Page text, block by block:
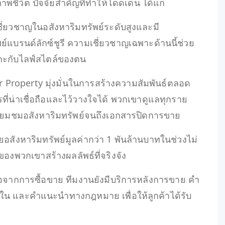
พชีวิต ปัจจัยสำคัญที่ทำให้โดดเด่น ได้แก่
วชาญในอสังหาริมทรัพย์ระดับสูงและมี
แบรนด์ลักซ์ชูรี ความเชี่ยวชาญเฉพาะด้านนี้ช่วย
กับไลฟ์สไตล์ของตน
Property มุ่งมั่นในการสร้างความสัมพันธ์ตลอด
น่าเชื่อถือและไว้วางใจได้ พวกเขาดูแลทุกราย
มชมอสังหาริมทรัพย์จนถึงเอกสารปิดการขาย
สังหาริมทรัพย์มูลค่ากว่า 1 พันล้านบาทในช่วงไม่
งพวกเขาสร้างผลลัพธ์ที่จริงจัง
ากการซื้อขาย ทีมงานยังมีบริการหลังการขาย คำ
และคำแนะนำทางกฎหมาย เพื่อให้ลูกค้าได้รับ